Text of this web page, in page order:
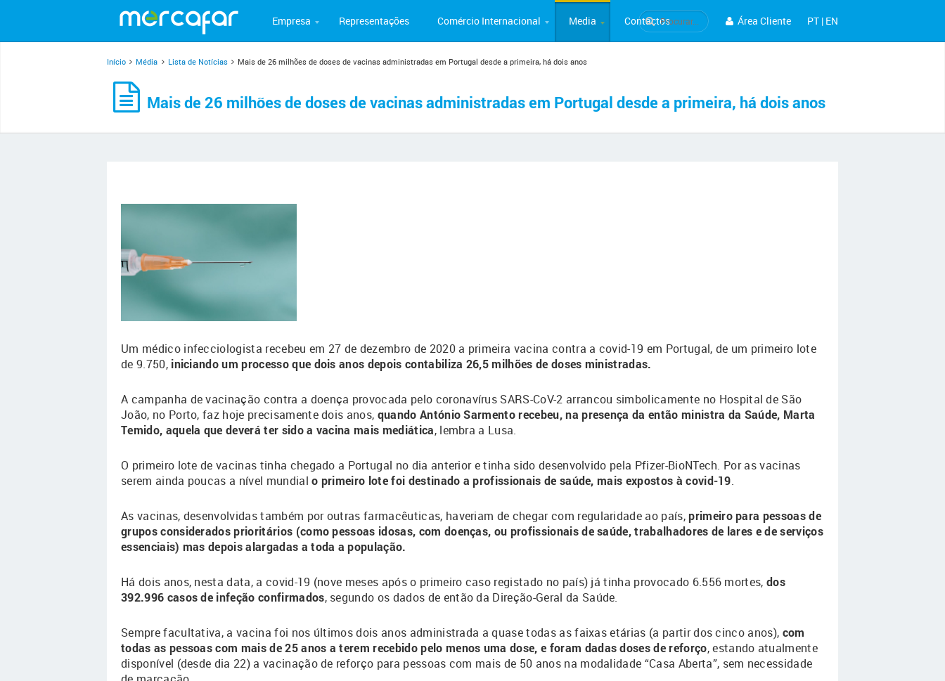
Empresa Representações Comércio Internacional Media Contactos Área Cliente PT | EN
Início Média Lista de Notícias Mais de 26 milhões de doses de vacinas administradas em Portugal desde a primeira, há dois anos
Mais de 26 milhões de doses de vacinas administradas em Portugal desde a primeira, há dois anos
Um médico infecciologista recebeu em 27 de dezembro de 2020 a primeira vacina contra a covid-19 em Portugal, de um primeiro lote
de 9.750, iniciando um processo que dois anos depois contabiliza 26,5 milhões de doses ministradas.
A campanha de vacinação contra a doença provocada pelo coronavírus SARS-CoV-2 arrancou simbolicamente no Hospital de São
João, no Porto, faz hoje precisamente dois anos, quando António Sarmento recebeu, na presença da então ministra da Saúde, Marta
Temido, aquela que deverá ter sido a vacina mais mediática, lembra a Lusa.
O primeiro lote de vacinas tinha chegado a Portugal no dia anterior e tinha sido desenvolvido pela Pfizer-BioNTech. Por as vacinas
serem ainda poucas a nível mundialo primeiro lote foi destinado a profissionais de saúde, mais expostos à covid-19.
As vacinas, desenvolvidas também por outras farmacêuticas, haveriam de chegar com regularidade ao país,primeiro para pessoas de
grupos considerados prioritários (como pessoas idosas, com doenças, ou profissionais de saúde, trabalhadores de lares e de serviços
essenciais) mas depois alargadas a toda a população.
Há dois anos, nesta data, a covid-19 (nove meses após o primeiro caso registado no país) já tinha provocado 6.556 mortes,dos
392.996 casos de infeção confirmados, segundo os dados de então da Direção-Geral da Saúde.
Sempre facultativa, a vacina foi nos últimos dois anos administrada a quase todas as faixas etárias (a partir dos cinco anos), com
todas as pessoas com mais de 25 anos a terem recebido pelo menos uma dose, e foram dadas doses de reforço, estando atualmente
disponível (desde dia 22) a vacinação de reforço para pessoas com mais de 50 anos na modalidade “Casa Aberta”, sem necessidade